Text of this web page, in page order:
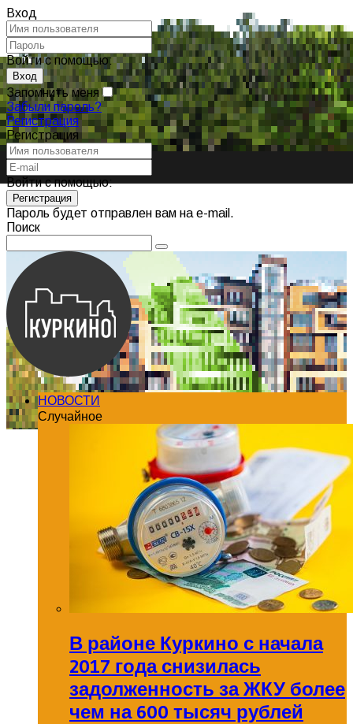
Вход
Войти с помощью:
Запомнить меня
Забыли пароль?
Регистрация
Регистрация
Войти с помощью:
Пароль будет отправлен вам на e-mail.
Поиск
НОВОСТИ
Случайное
В районе Куркино с начала
2017 года снизилась
задолженность за ЖКУ более
чем на 600 тысяч рублей